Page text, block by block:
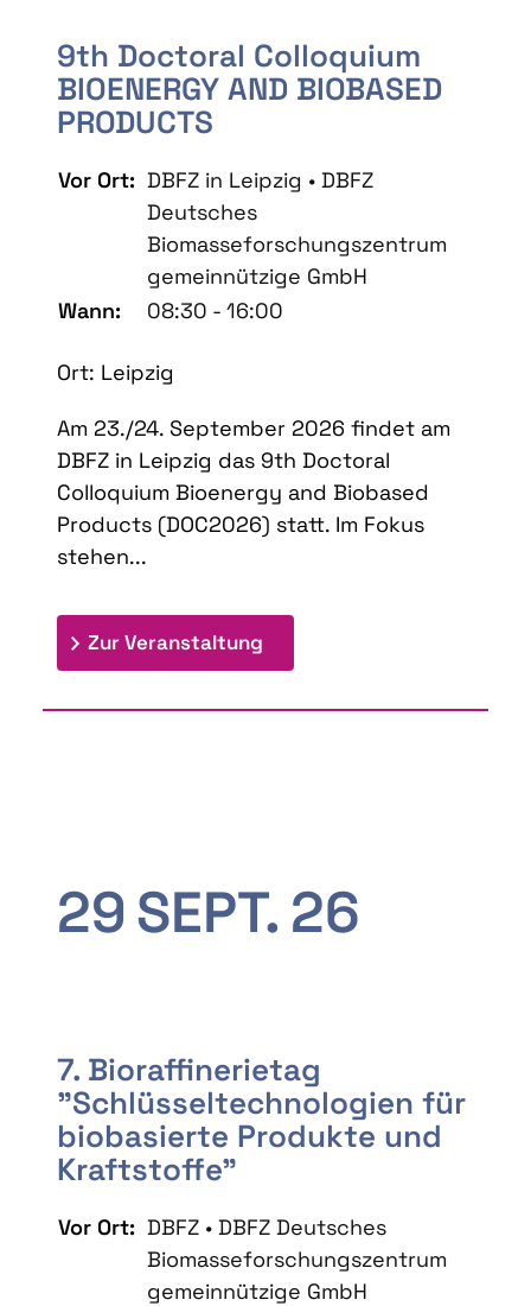
9th Doctoral Colloquium
BIOENERGY AND BIOBASED
PRODUCTS
Vor Ort: DBFZ in Leipzig • DBFZ
Deutsches
Biomasseforschungszentrum
gemeinnützige GmbH
Wann:
08:30 - 16:00
Ort: Leipzig
Am 23./24. September 2026 findet am
DBFZ in Leipzig das 9th Doctoral
Colloquium Bioenergy and Biobased
Products (DOC2026) statt. Im Fokus
stehen...
Zur Veranstaltung
29SEPT. 26
7. Bioraffinerietag
"Schlüsseltechnologien für
biobasierte Produkte und
Kraftstoffe"
Vor Ort: DBFZ • DBFZ Deutsches
Biomasseforschungszentrum
gemeinnützige GmbH